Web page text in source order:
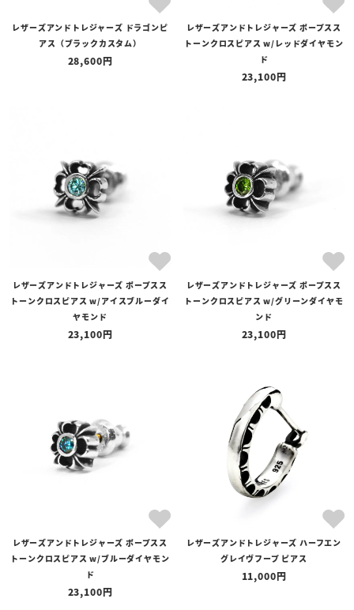
レザーズアンドトレジャーズ ドラゴンピ
アス（ブラックカスタム）
28,600
レザーズアンドトレジャーズ ポープスス
トーンクロスピアス w/レッドダイヤモン
ド
23,100
レザーズアンドトレジャーズ ポープスス
トーンクロスピアス w/アイスブルーダイ
ヤモンド
23,100
レザーズアンドトレジャーズ ポープスス
トーンクロスピアス w/グリーンダイヤモ
ンド
23,100
レザーズアンドトレジャーズ ポープスス
トーンクロスピアス w/ブルーダイヤモン
ド
23,100
レザーズアンドトレジャーズ ハーフエン
グレイヴフープ ピアス
11,000